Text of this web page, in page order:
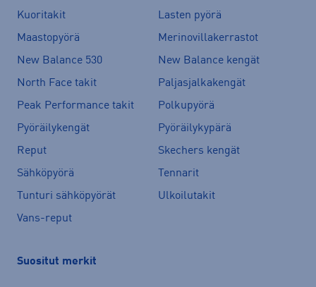
Kuoritakit
Lasten pyörä
Maastopyörä
Merinovillakerrastot
New Balance 530
New Balance kengät
North Face takit
Paljasjalkakengät
Peak Performance takit
Polkupyörä
Pyöräilykengät
Pyöräilykypärä
Reput
Skechers kengät
Sähköpyörä
Tennarit
Tunturi sähköpyörät
Ulkoilutakit
Vans-reput
Suositut merkit